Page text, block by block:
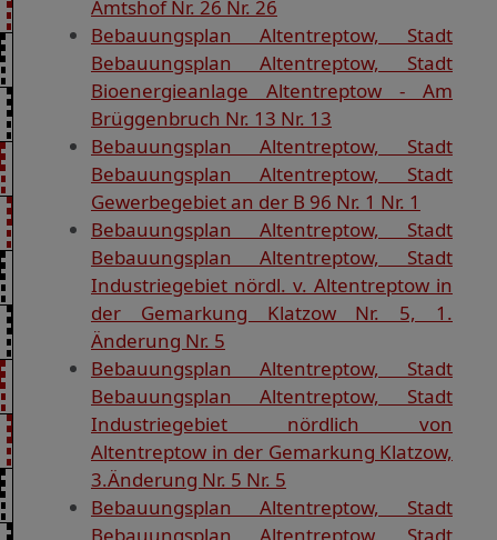
Amtshof Nr. 26 Nr. 26
Bebauungsplan Altentreptow, Stadt
Bebauungsplan Altentreptow, Stadt
Bioenergieanlage Altentreptow - Am
Brüggenbruch Nr. 13 Nr. 13
Bebauungsplan Altentreptow, Stadt
Bebauungsplan Altentreptow, Stadt
Gewerbegebiet an der B 96 Nr. 1 Nr. 1
Bebauungsplan Altentreptow, Stadt
Bebauungsplan Altentreptow, Stadt
Industriegebiet nördl. v. Altentreptow in
der Gemarkung Klatzow Nr. 5, 1.
Änderung Nr. 5
Bebauungsplan Altentreptow, Stadt
Bebauungsplan Altentreptow, Stadt
Industriegebiet nördlich von
Altentreptow in der Gemarkung Klatzow,
3.Änderung Nr. 5 Nr. 5
Bebauungsplan Altentreptow, Stadt